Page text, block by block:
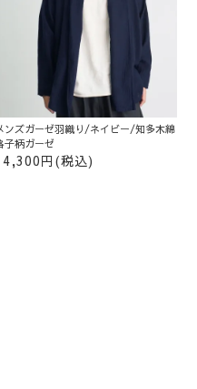
ンズガーゼ羽織り/ネイビー/知多木綿
子柄ガーゼ
円(税込)